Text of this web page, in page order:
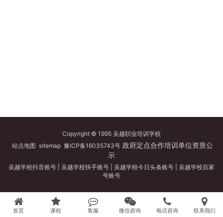
Copyright © 1995 吴越职业培训学校
站点地图 sitemap 豫ICP备16035743号政府定点合作培训单位资质公
示
吴越学校抖音账号 吴越学校快手账号 吴越学校今日头条账号
吴越学校百家
号账号
首页 课程 客服 微信咨询 电话咨询 联系我们